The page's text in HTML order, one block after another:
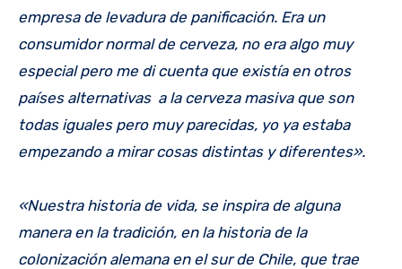
empresa de levadura de panificación. Era un
consumidor normal de cerveza, no era algo muy
especial pero me di cuenta que existía en otros
países alternativas a la cerveza masiva que son
todas iguales pero muy parecidas, yo ya estaba
empezando a mirar cosas distintas y diferentes».
«Nuestra historia de vida, se inspira de alguna
manera en la tradición, en la historia de la
colonización alemana en el sur de Chile, que trae